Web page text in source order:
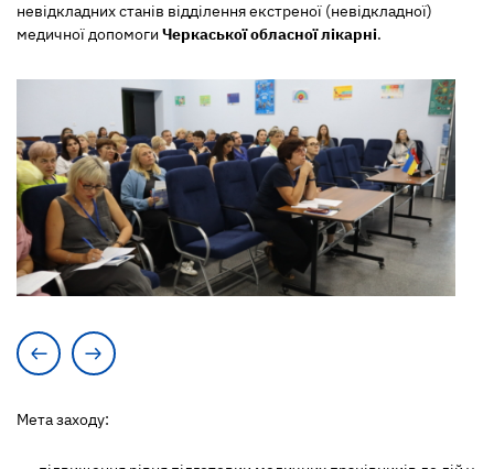
невідкладних станів відділення екстреної (невідкладної)
медичної допомоги Черкаської обласної лікарні.
Мета заходу: